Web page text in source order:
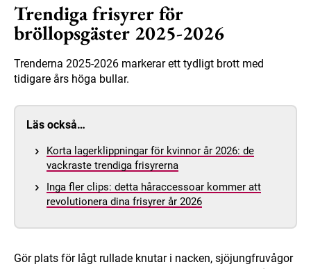
Trendiga frisyrer för
bröllopsgäster 2025-2026
Trenderna 2025-2026 markerar ett tydligt brott med
tidigare års höga bullar.
Läs också…
Korta lagerklippningar för kvinnor år 2026: de
vackraste trendiga frisyrerna
Inga fler clips: detta håraccessoar kommer att
revolutionera dina frisyrer år 2026
Gör plats för lågt rullade knutar i nacken, sjöjungfruvågor